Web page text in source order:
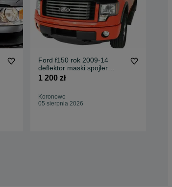
Ford f150 rok 2009-14
deflektor maski spojler
maski .Rarytas
1 200 zł
Koronowo
05 sierpnia 2026